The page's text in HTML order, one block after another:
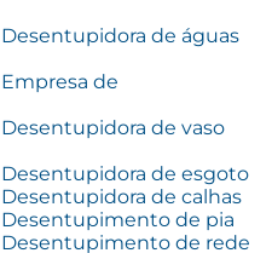
Desentupidora de águas
Empresa de
Desentupidora de vaso
Desentupidora de esgoto
Desentupidora de calhas
Desentupimento de pia
Desentupimento de rede